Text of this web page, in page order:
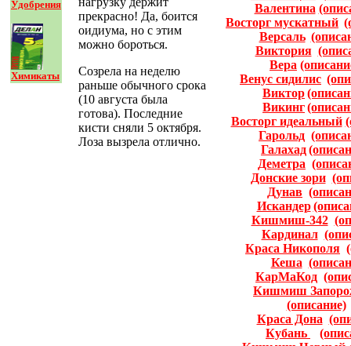
Удобрения
Химикаты
прекрасно! Да, боится
оидиума, но с этим
можно бороться.
Созрела на неделю
раньше обычного срока
(10 августа была
готова). Последние
кисти сняли 5 октября.
Лоза вызрела отлично.
Валентина
Восторг мускатный
Версаль
Виктория
Вера
Венус сидилис
Виктор
Викинг
Восторг идеальный
Гарольд
Галахад
Деметра
Донские зори
Дунав
Искандер
Кишмиш-342
Кардинал
Краса Никополя
Кеша
КарМаКод
Кишмиш
(описание)
Краса Дона
Кубань